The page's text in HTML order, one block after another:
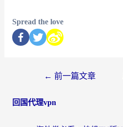
Spread the love
← 前一篇文章
回国代理vpn